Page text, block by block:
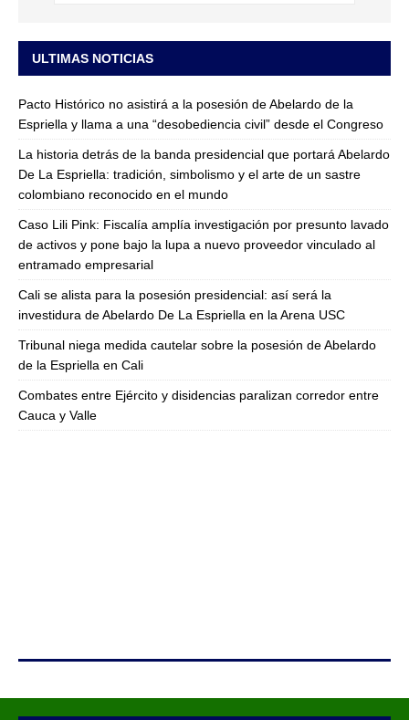
ULTIMAS NOTICIAS
Pacto Histórico no asistirá a la posesión de Abelardo de la
Espriella y llama a una “desobediencia civil” desde el Congreso
La historia detrás de la banda presidencial que portará Abelardo
De La Espriella: tradición, simbolismo y el arte de un sastre
colombiano reconocido en el mundo
Caso Lili Pink: Fiscalía amplía investigación por presunto lavado
de activos y pone bajo la lupa a nuevo proveedor vinculado al
entramado empresarial
Cali se alista para la posesión presidencial: así será la
investidura de Abelardo De La Espriella en la Arena USC
Tribunal niega medida cautelar sobre la posesión de Abelardo
de la Espriella en Cali
Combates entre Ejército y disidencias paralizan corredor entre
Cauca y Valle